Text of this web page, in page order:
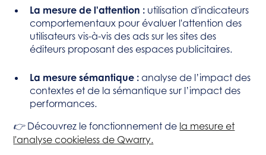
La mesure de l'attention : utilisation d'indicateurs
comportementaux pour évaluer l'attention des
utilisateurs vis-à-vis des ads sur les sites des
éditeurs proposant des espaces publicitaires.
La mesure sémantique :analyse de l’impact des
contextes et de la sémantique sur l’impact des
performances.
👉Découvrez le fonctionnement de la mesure et
l'analyse cookieless de Qwarry.